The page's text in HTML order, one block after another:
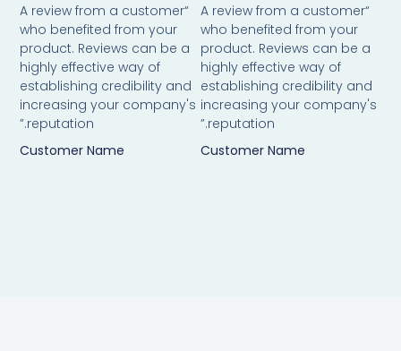
“A review from a customer
who benefited from your
product. Reviews can be a
highly effective way of
establishing credibility and
increasing your company's
reputation.”
Customer Name
“A review from a customer
who benefited from your
product. Reviews can be a
highly effective way of
establishing credibility and
increasing your company's
reputation.”
Customer Name